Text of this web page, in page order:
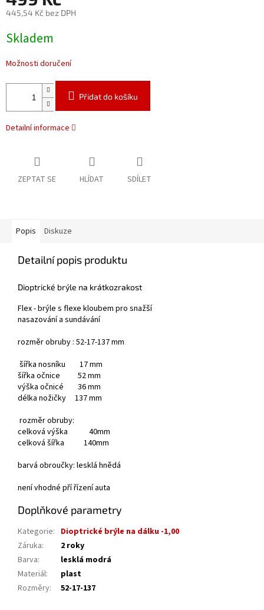
445,54 Kč bez DPH
cena:
Skladem
Možnosti doručení
Přidat do košíku
Detailní informace
ZEPTAT SE HLÍDAT SDÍLET
Popis Diskuze
Detailní popis produktu
Dioptrické brýle na krátkozrakost
Flex - brýle s flexe kloubem pro snažší
nasazování a sundávání
rozměr obruby : 52-17-137 mm
šířka nosníku 17 mm
šířka očnice 52 mm
výška očnicé 36 mm
délka nožičky 137 mm
rozměr obruby:
celková výška 40mm
celková šířka 140mm
barvá obroučky: lesklá hnědá
není vhodné pří řízení auta
Doplňkové parametry
Kategorie: Dioptrické brýle na dálku -1,00
Záruka:
2 roky
Barva:
lesklá modrá
Materiál:
plast
Rozměry: 52-17-137